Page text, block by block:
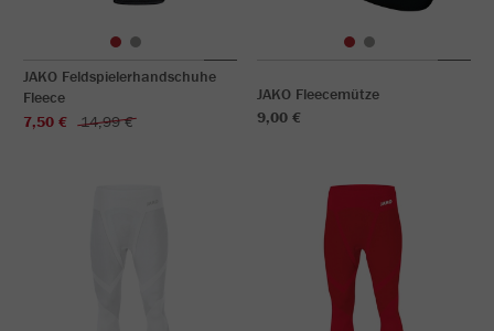
JAKO Feldspielerhandschuhe
Fleece
7,50 €
14,99 €
JAKO Fleecemütze
9,00 €